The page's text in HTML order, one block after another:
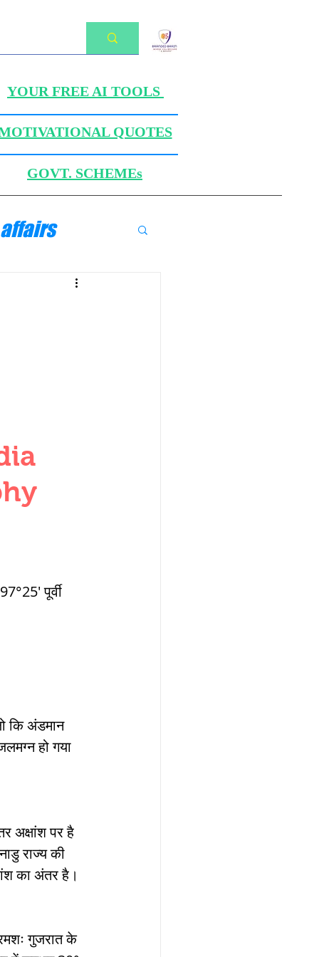
YOUR FREE AI TOOLS
QUOTES
GOVT. SCHEMEs
india
पूर्वी
कि अंडमान
हो गया
अक्षांश पर है
राज्य की
का अंतर है।
गुजरात के